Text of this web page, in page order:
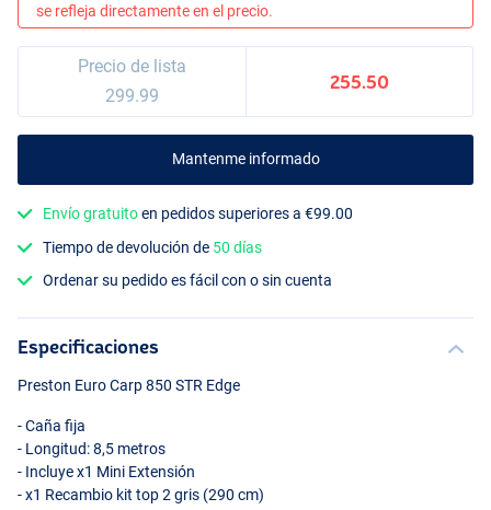
se refleja directamente en el precio.
Precio de lista
299.99
255.50
Mantenme informado
Envío gratuitoen pedidos superiores a €99.00
Tiempo de devolución de 50 días
Ordenar su pedido es fácil con o sin cuenta
Especificaciones
Preston Euro Carp 850 STR Edge
- Caña fija
- Longitud: 8,5 metros
- Incluye x1 Mini Extensión
- x1 Recambio kit top 2 gris (290 cm)